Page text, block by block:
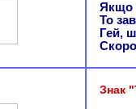
Якщо
То
Гей,
Знак